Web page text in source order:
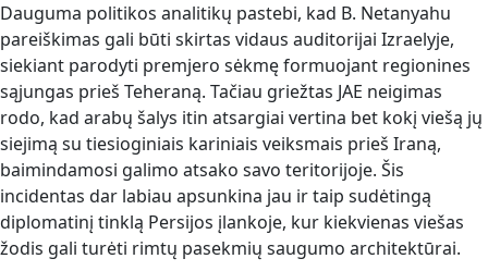
Dauguma politikos analitikų pastebi, kad B. Netanyahu
pareiškimas gali būti skirtas vidaus auditorijai Izraelyje,
siekiant parodyti premjero sėkmę formuojant regionines
sąjungas prieš Teheraną. Tačiau griežtas JAE neigimas
rodo, kad arabų šalys itin atsargiai vertina bet kokį viešą jų
siejimą su tiesioginiais kariniais veiksmais prieš Iraną,
baimindamosi galimo atsako savo teritorijoje. Šis
incidentas dar labiau apsunkina jau ir taip sudėtingą
diplomatinį tinklą Persijos įlankoje, kur kiekvienas viešas
žodis gali turėti rimtų pasekmių saugumo architektūrai.